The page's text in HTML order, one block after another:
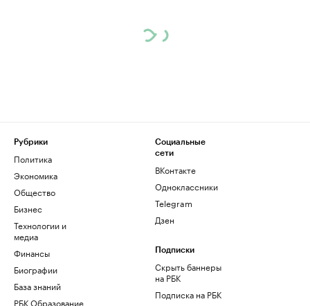
Рубрики
Политика
Экономика
Общество
Бизнес
Технологии и
медиа
Финансы
Биографии
База знаний
РБК Образование
Социальные
сети
ВКонтакте
Одноклассники
Telegram
Дзен
Подписки
Скрыть баннеры
на РБК
Подписка на РБК